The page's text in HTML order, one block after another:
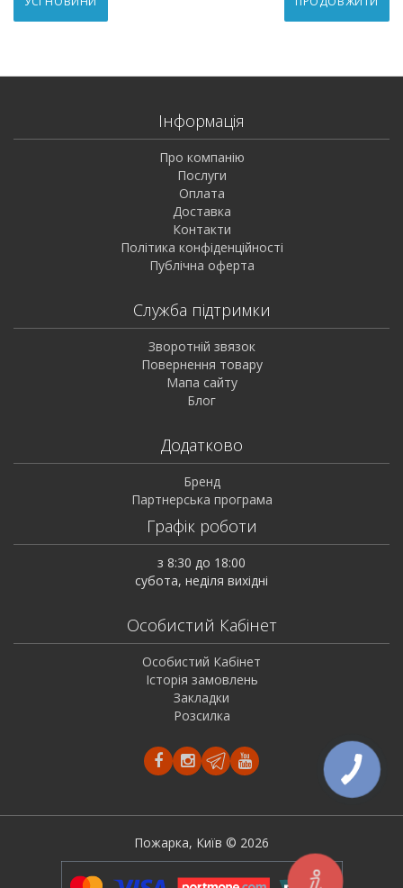
Інформація
Про компанію
Послуги
Оплата
Доставка
Контакти
Політика конфіденційності
Публічна оферта
Служба підтримки
Зворотній звязок
Повернення товару
Мапа сайту
Блог
Додатково
Бренд
Партнерська програма
Графік роботи
з 8:30 до 18:00
субота, неділя вихідні
Особистий Кабінет
Особистий Кабінет
Історія замовлень
Закладки
Розсилка
Пожарка, Київ © 2026